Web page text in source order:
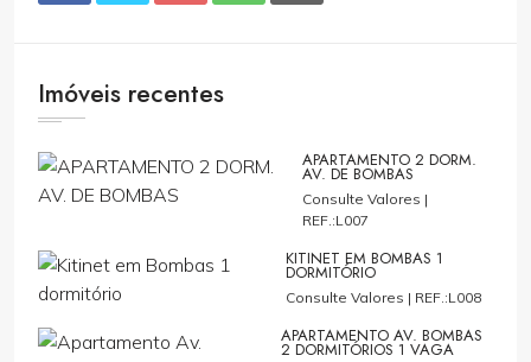
Imóveis recentes
APARTAMENTO 2 DORM.
AV. DE BOMBAS
Consulte Valores |
REF.:L007
KITINET EM BOMBAS 1
DORMITÓRIO
Consulte Valores | REF.:L008
APARTAMENTO AV. BOMBAS
2 DORMITÓRIOS 1 VAGA